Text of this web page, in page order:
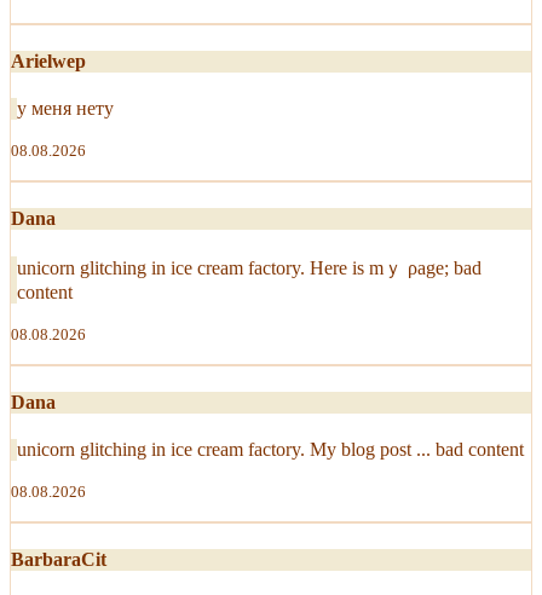
Arielwep
у меня нету
08.08.2026
Dana
unicorn glitching іn ice cream factory. Нere is mｙ ρage; bad
content
08.08.2026
Dana
unicorn glitching in ice cream factory. Mу blog post ... bad content
08.08.2026
BarbaraCit